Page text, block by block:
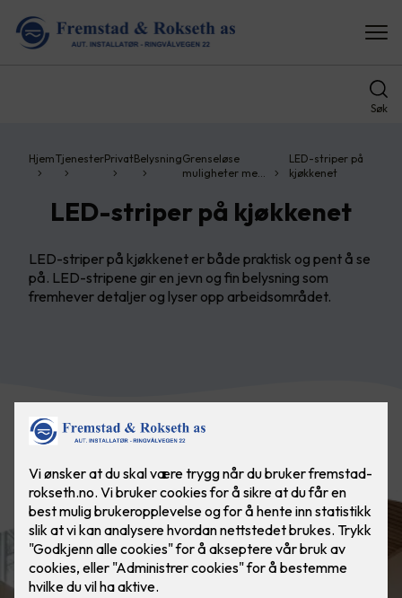
Søk
HjemTjenesterPrivatBelysningGrenseløse
muligheter me…
LED-striper på
kjøkkenet
LED-striper på kjøkkenet
LED-striper på kjøkkenet er både praktisk og pent å se
på. LED-stripene gir en jevn og fin belysning som
fremhever detaljer og lyser opp arbeidsområdet.
Fremhev design, arkitektur eller de
beste trekkene i boligen din